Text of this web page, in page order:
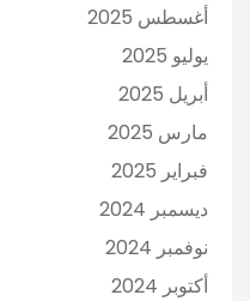
أغسطس 2025
يوليو 2025
أبريل 2025
مارس 2025
فبراير 2025
ديسمبر 2024
نوفمبر 2024
أكتوبر 2024